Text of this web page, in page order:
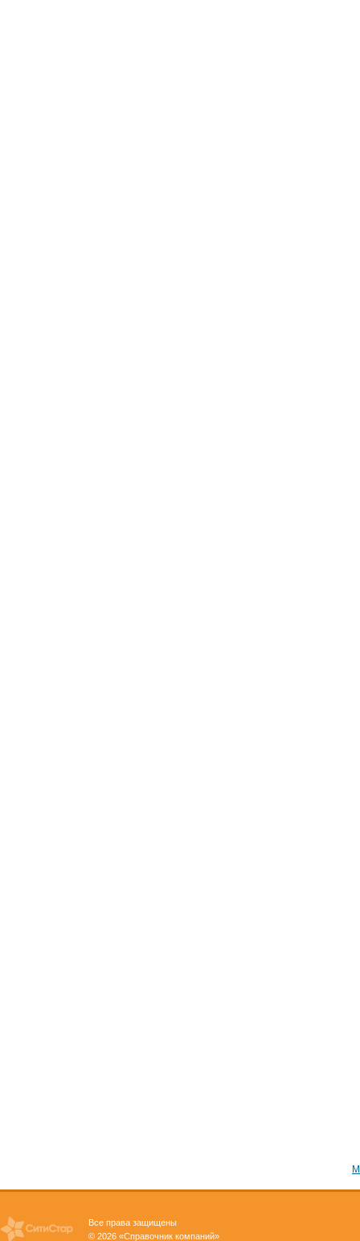
Все права защищены
© 2026 «Справочник компаний»